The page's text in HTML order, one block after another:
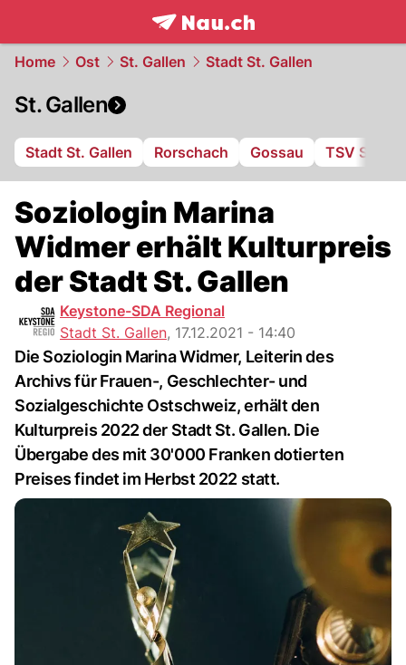
frontpage.NAU.ch
Home Ost St. Gallen Stadt St. Gallen
St. Gallen
Stadt St. Gallen Rorschach Gossau TSV St.
Soziologin Marina
Widmer erhält Kulturpreis
der Stadt St. Gallen
Keystone-SDA Regional
Stadt St. Gallen, 17.12.2021 - 14:40
Die Soziologin Marina Widmer, Leiterin des
Archivs für Frauen-, Geschlechter- und
Sozialgeschichte Ostschweiz, erhält den
Kulturpreis 2022 der Stadt St. Gallen. Die
Übergabe des mit 30'000 Franken dotierten
Preises findet im Herbst 2022 statt.